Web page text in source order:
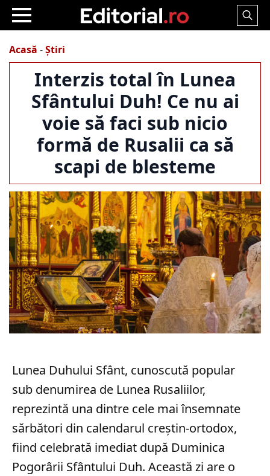
Search
Acasă -Știri
Interzis total în Lunea
Sfântului Duh! Ce nu ai
voie să faci sub nicio
formă de Rusalii ca să
scapi de blesteme
Lunea Duhului Sfânt, cunoscută popular
sub denumirea de Lunea Rusaliilor,
reprezintă una dintre cele mai însemnate
sărbători din calendarul creștin-ortodox,
fiind celebrată imediat după Duminica
Pogorârii Sfântului Duh. Această zi are o